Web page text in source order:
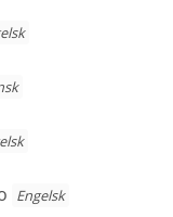
Engelsk